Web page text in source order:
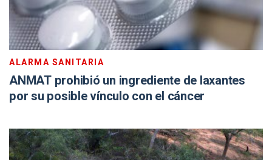
ALARMA SANITARIA
ANMAT prohibió un ingrediente de laxantes
por su posible vínculo con el cáncer